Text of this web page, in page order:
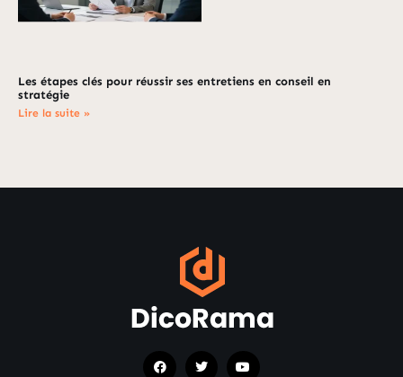
Les étapes clés pour réussir ses entretiens en conseil en
stratégie
Lire la suite »